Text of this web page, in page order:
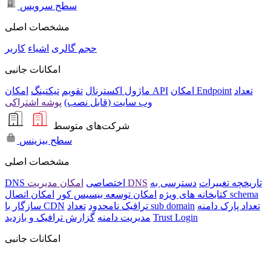
سطح سرویس
مشخصات اصلی
حجم گالری اشیاء کاربر
امکانات جانبی
ماژول اکسترنال تقویم تیکتینگ امکان API امکان Endpoint تعداد
وب سایت (قابل نصب) پوشه اشتراکی
شرکت‌های متوسط
سطح بیزینس
مشخصات اصلی
DNS اختصاصی امکان مدیریت DNS تاریخچه تغییرات دسترسی به
کتابخانه های ویژه امکان توسعه بیسیس کور
امکان اتصال schema
سازگار با CDN
ترافیک نامحدود تعداد sub domain تعداد پارک دامنه
مدیریت دامنه گزارش ترافیک و بازدید Trust Login
امکانات جانبی